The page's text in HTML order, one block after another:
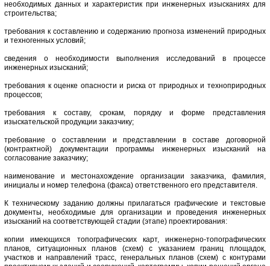
необходимых данных и характеристик при инженерных изысканиях для
строительства;
требования к составлению и содержанию прогноза изменений природных
и техногенных условий;
сведения о необходимости выполнения исследований в процессе
инженерных изысканий;
требования к оценке опасности и риска от природных и техноприродных
процессов;
требования к составу, срокам, порядку и форме представления
изыскательской продукции заказчику;
требование о составлении и представлении в составе договорной
(контрактной) документации программы инженерных изысканий на
согласование заказчику;
наименование и местонахождение организации заказчика, фамилия,
инициалы и номер телефона (факса) ответственного его представителя.
К техническому заданию должны прилагаться графические и текстовые
документы, необходимые для организации и проведения инженерных
изысканий на соответствующей стадии (этапе) проектирования:
копии имеющихся топографических карт, инженерно-топографических
планов, ситуационных планов (схем) с указанием границ площадок,
участков и направлений трасс, генеральных планов (схем) с контурами